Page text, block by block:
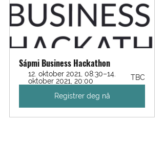
Sápmi Business Hackathon
12. oktober 2021, 08:30–14.
oktober 2021, 20:00
TBC
Registrer deg nå